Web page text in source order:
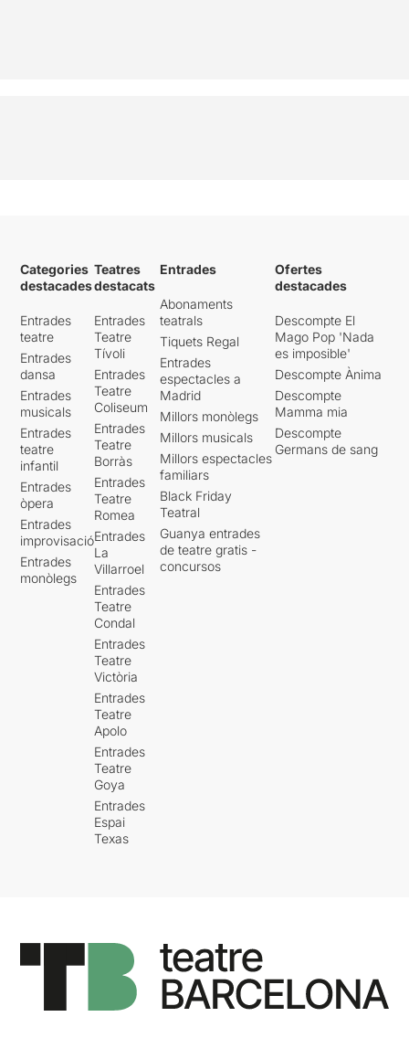
Categories
destacades
Entrades
teatre
Entrades
dansa
Entrades
musicals
Entrades
teatre
infantil
Entrades
òpera
Entrades
improvisació
Entrades
monòlegs
Teatres
destacats
Entrades
Teatre
Tívoli
Entrades
Teatre
Coliseum
Entrades
Teatre
Borràs
Entrades
Teatre
Romea
Entrades
La
Villarroel
Entrades
Teatre
Condal
Entrades
Teatre
Victòria
Entrades
Teatre
Apolo
Entrades
Teatre
Goya
Entrades
Espai
Texas
Entrades
Abonaments
teatrals
Tiquets Regal
Entrades
espectacles a
Madrid
Millors monòlegs
Millors musicals
Millors espectacles
familiars
Black Friday
Teatral
Guanya entrades
de teatre gratis -
concursos
Ofertes
destacades
Descompte El
Mago Pop 'Nada
es imposible'
Descompte Ànima
Descompte
Mamma mia
Descompte
Germans de sang